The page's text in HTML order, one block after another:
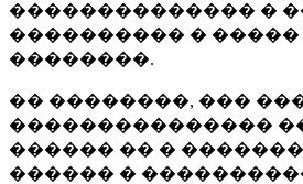
�������������� �
���������� � �����
��������.
�� ��������, ���
���������������
������ �� �
������ �